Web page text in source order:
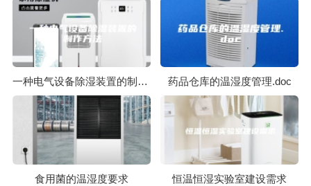
一种电气设备除湿装置的制作方法 药品仓库的温湿度管理.doc
食用菌的温湿度要求 恒温恒湿实验室建设需求